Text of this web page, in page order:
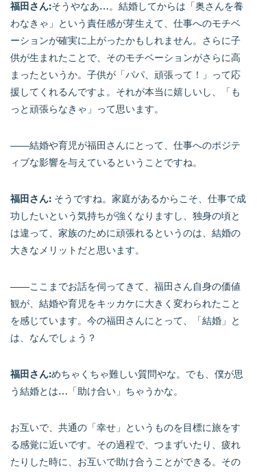
福田さん:そうやなあ…。結婚してからは「奥さんを養
わなきゃ」という責任感が芽生えて、仕事へのモチベ
ーションが確実に上がったかもしれません。さらに子
供が生まれたことで、そのモチベーションがさらに高
まったというか。子供が「パパ、頑張って！」って応
援してくれるんですよ。それが本当に嬉しいし、「も
っと頑張らなきゃ」って思います。
――結婚や育児が福田さんにとって、仕事へのポジテ
ィブな影響を与えているということですね。
福田さん: そうですね。家庭があるからこそ、仕事で成
功したいという気持ちが強くなりますし、独身の頃と
は違って、家族のために頑張れるというのは、結婚の
大きなメリットだと思います。
――ここまでお話を伺ってきて、福田さん自身の価値
観が、結婚や育児をキッカケに大きく変わられたこと
を感じています。今の福田さんにとって、「結婚」と
は、なんでしょう？
福田さん:めちゃくちゃ難しい質問やな。でも、僕が思
う結婚とは…「助け合い」ちゃうかな。
お互いで、共通の「幸せ」というものを目標に旅をす
る感覚に近いです。その過程で、つまずいたり、疲れ
たりした時に、お互いで助け合うことができる。その